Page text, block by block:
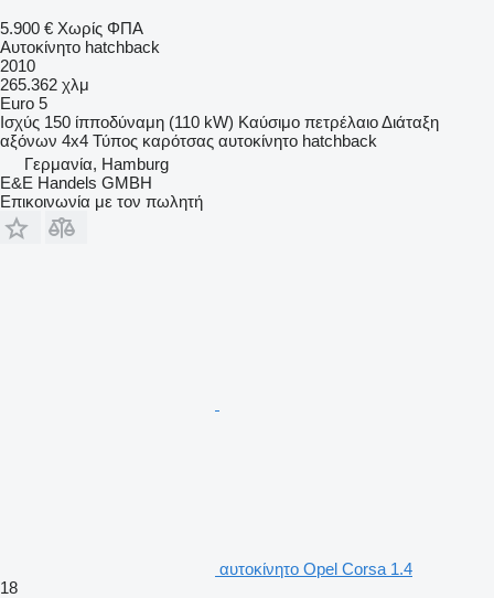
5.900 € Χωρίς ΦΠΑ
Αυτοκίνητο hatchback
2010
265.362 χλμ
Euro 5
Ισχύς 150 ίπποδύναμη (110 kW) Καύσιμο πετρέλαιοΔιάταξη
αξόνων 4x4 Τύπος καρότσας αυτοκίνητο hatchback
Γερμανία, Hamburg
E&E Handels GMBH
Επικοινωνία με τον πωλητή
αυτοκίνητο Opel Corsa 1.4
18